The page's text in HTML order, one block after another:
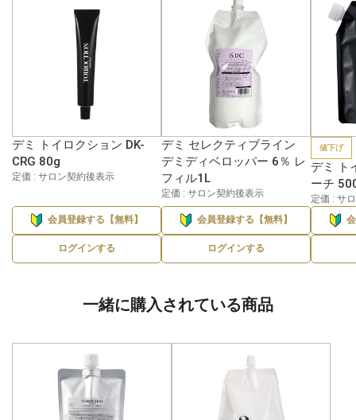
デミ トイロクション DK-
CRG 80g
定価 : サロン契約後表示
会員登録する【無料】
ログインする
デミ セレクティブライン
デミディベロッパー 6％ レ
フィル1L
定価 : サロン契約後表示
会員登録する【無料】
ログインする
値下げ
デミ ト
ーチ
定価 : サ
一緒に購入されている商品